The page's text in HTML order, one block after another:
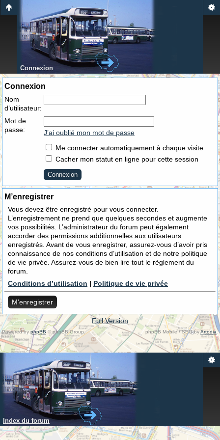
Connexion
Connexion
Nom
d’utilisateur:
Mot de
passe:
J’ai oublié mon mot de passe
Me connecter automatiquement à chaque visite
Cacher mon statut en ligne pour cette session
M’enregistrer
Vous devez être enregistré pour vous connecter.
L’enregistrement ne prend que quelques secondes et augmente
vos possibilités. L’administrateur du forum peut également
accorder des permissions additionnelles aux utilisateurs
enregistrés. Avant de vous enregistrer, assurez-vous d’avoir pris
connaissance de nos conditions d’utilisation et de notre politique
de vie privée. Assurez-vous de bien lire tout le règlement du
forum.
Conditions d’utilisation | Politique de vie privée
M’enregistrer
Full Version
Powered byphpBB © phpBB Group. phpBB Mobile / SEO byArtodia .
Index du forum